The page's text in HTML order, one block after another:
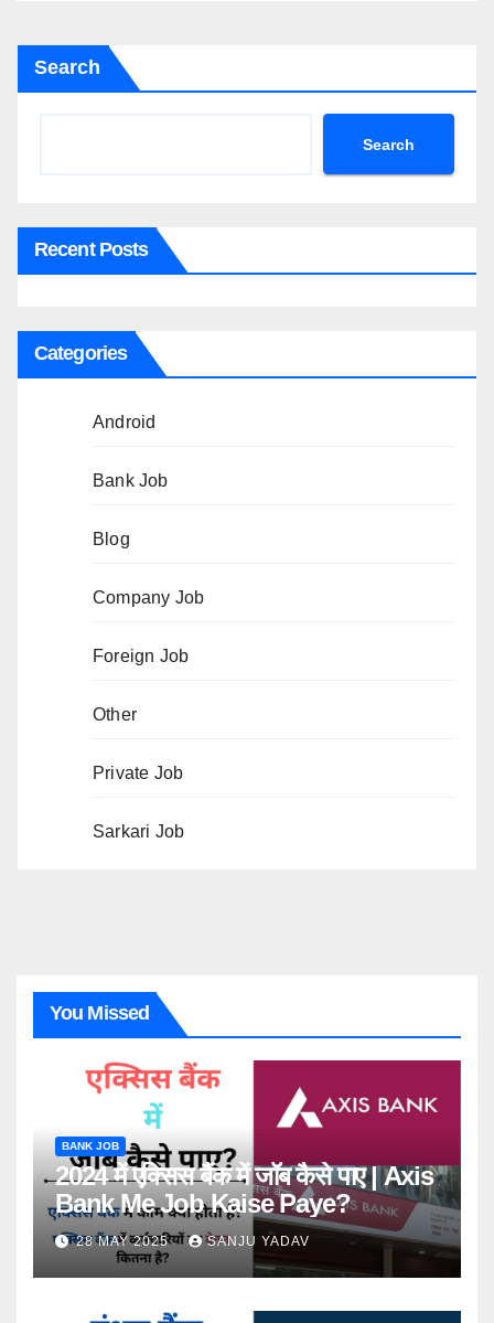
Search
Search
Recent Posts
Categories
Android
Bank Job
Blog
Company Job
Foreign Job
Other
Private Job
Sarkari Job
You Missed
BANK JOB
2024 में एक्सिस बैंक में जॉब कैसे पाए | Axis
Bank Me Job Kaise Paye?
28 MAY 2025 SANJU YADAV